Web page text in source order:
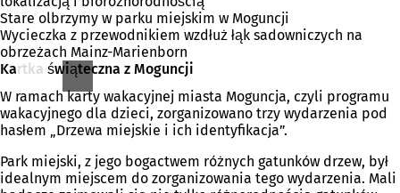
Stare olbrzymy w parku miejskim w Moguncji
Wycieczka z przewodnikiem wzdłuż łąk sadowniczych na
obrzeżach Mainz-Marienborn
Kartka świąteczna z Moguncji
W ramach karty wakacyjnej miasta Moguncja, czyli programu
wakacyjnego dla dzieci, zorganizowano trzy wydarzenia pod
hasłem „Drzewa miejskie i ich identyfikacja”.
Park miejski, z jego bogactwem różnych gatunków drzew, był
idealnym miejscem do zorganizowania tego wydarzenia. Mali